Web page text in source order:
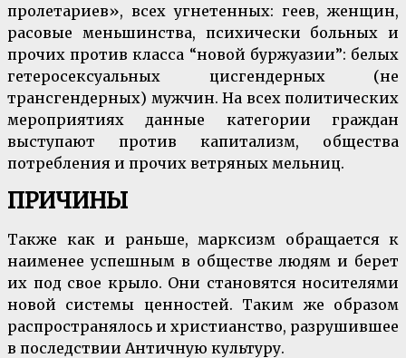
пролетариев», всех угнетенных: геев, женщин,
расовые меньшинства, психически больных и
прочих против класса “новой буржуазии”: белых
гетеросексуальных цисгендерных (не
трансгендерных) мужчин. На всех политических
мероприятиях данные категории граждан
выступают против капитализм, общества
потребления и прочих ветряных мельниц.
ПРИЧИНЫ
Также как и раньше, марксизм обращается к
наименее успешным в обществе людям и берет
их под свое крыло. Они становятся носителями
новой системы ценностей. Таким же образом
распространялось и христианство, разрушившее
в последствии Античную культуру.